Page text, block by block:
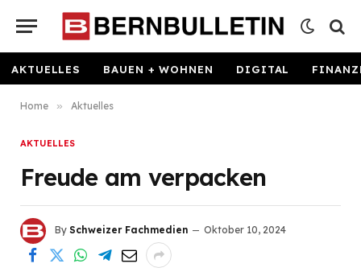
AKTUELLES BAUEN + WOHNEN DIGITAL
Home » Aktuelles
AKTUELLES
Freude am verpacken
By Schweizer Fachmedien Oktober 10, 2024